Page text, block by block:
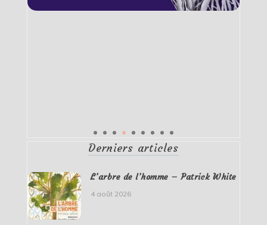
Derniers articles
L’arbre de l’homme – Patrick White
4 août 2026